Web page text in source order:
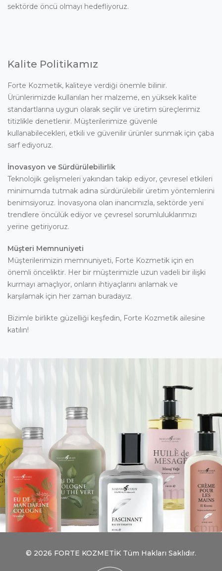
sektörde öncü olmayı hedefliyoruz.
Kalite Politikamız
Forte Kozmetik, kaliteye verdiği önemle bilinir.
Ürünlerimizde kullanılan her malzeme, en yüksek kalite
standartlarına uygun olarak seçilir ve üretim süreçlerimiz
titizlikle denetlenir. Müşterilerimize güvenle
kullanabilecekleri, etkili ve güvenilir ürünler sunmak için çaba
sarf ediyoruz.
İnovasyon ve Sürdürülebilirlik
Teknolojik gelişmeleri yakından takip ediyor, çevresel etkileri
minimumda tutmak adına sürdürülebilir üretim yöntemlerini
benimsiyoruz. İnovasyona olan inancımızla, sektörde yeni
trendlere öncülük ediyor ve çevresel sorumluluklarımızı
yerine getiriyoruz.
Müşteri Memnuniyeti
Müşterilerimizin memnuniyeti, Forte Kozmetik için en
önemli önceliktir. Her bir müşterimizle uzun vadeli bir ilişki
kurmayı amaçlıyor, onların ihtiyaçlarını anlamak ve
karşılamak için her zaman buradayız.
Bizimle birlikte güzelliği keşfedin, Forte Kozmetik ailesine
katılın!
© 2026 FORTE KOZMETİK Tüm Hakları Saklıdır.